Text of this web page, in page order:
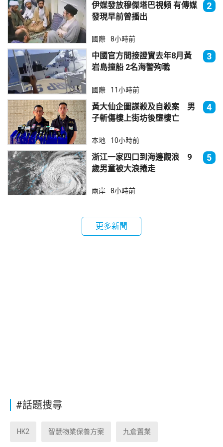
伊媒發放穆傑塔巴視頻 有傳媒
發現早前曾播出
2
國際 8小時前
中國官方間接證實去年8月黃
岩島撞船 2名海警殉職
3
國際 11小時前
黃大仙企圖謀殺及自殺案 男
子斬傷樓上街坊後墮樓亡
4
本地 10小時前
浙江一家四口到海邊觀浪 9
歲男童被大浪捲走
5
兩岸 8小時前
更多新聞
#話題搜尋
HK2 智慧物業保養方案 九倉置業